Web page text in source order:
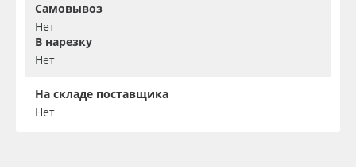
Самовывоз
Нет
В нарезку
Нет
На складе поставщика
Нет